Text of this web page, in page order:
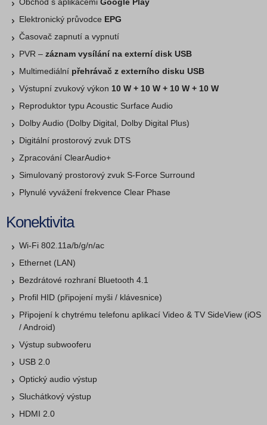
Elektronický průvodce EPG
Časovač zapnutí a vypnutí
PVR – záznam vysílání na externí disk USB
Multimediální přehrávač z externího disku USB
Výstupní zvukový výkon 10 W + 10 W + 10 W + 10 W
Reproduktor typu Acoustic Surface Audio
Dolby Audio (Dolby Digital, Dolby Digital Plus)
Digitální prostorový zvuk DTS
Zpracování ClearAudio+
Simulovaný prostorový zvuk S-Force Surround
Plynulé vyvážení frekvence Clear Phase
Konektivita
Wi-Fi 802.11a/b/g/n/ac
Ethernet (LAN)
Bezdrátové rozhraní Bluetooth 4.1
Profil HID (připojení myši / klávesnice)
Připojení k chytrému telefonu aplikací Video & TV SideView (iOS
/ Android)
Výstup subwooferu
USB 2.0
Optický audio výstup
Sluchátkový výstup
HDMI 2.0